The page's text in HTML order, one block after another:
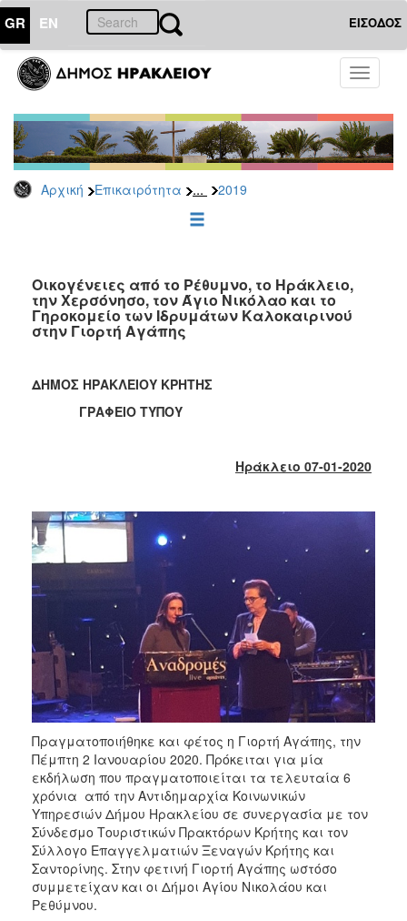
GR EN ΕΙΣΟΔΟΣ
Toggle
Αρχική Επικαιρότητα ... 2019
ΕΠΙΚΑΙΡΟΤΗΤΑ
Τύπου
Αρχείο
2026
2025
2022
2021
2020
2018
2017
2012
2010
ΔΗΜΟΤΗΣ
ΕΠΙΣΚΕΠΤΗΣ
ΗΡΑΚΛΕΙΟ
Οικογένειες από το Ρέθυμνο, το Ηράκλειο,
την Χερσόνησο, τον Άγιο Νικόλαο και το
Γηροκομείο των Ιδρυμάτων Καλοκαιρινού
στην Γιορτή Αγάπης
ΔΗΜΟΣ ΗΡΑΚΛΕΙΟΥ ΚΡΗΤΗΣ
ΓΡΑΦΕΙΟ ΤΥΠΟΥ
Ηράκλειο 07-01-2020
Πραγματοποιήθηκε και φέτος η Γιορτή Αγάπης, την
Πέμπτη 2 Ιανουαρίου 2020. Πρόκειται για μία
εκδήλωση που πραγματοποιείται τα τελευταία 6
χρόνια από την Αντιδημαρχία Κοινωνικών
Υπηρεσιών Δήμου Ηρακλείου σε συνεργασία με τον
Σύνδεσμο Τουριστικών Πρακτόρων Κρήτης και τον
Σύλλογο Επαγγελματιών Ξεναγών Κρήτης και
Σαντορίνης. Στην φετινή Γιορτή Αγάπης ωστόσο
συμμετείχαν και οι Δήμοι Αγίου Νικολάου και
Ρεθύμνου.